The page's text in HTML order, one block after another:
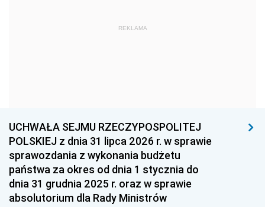
1959
1939 1938 1937
1936 1930
REKLAMA
UCHWAŁA SEJMU RZECZYPOSPOLITEJ
POLSKIEJ z dnia 31 lipca 2026 r. w sprawie
sprawozdania z wykonania budżetu
państwa za okres od dnia 1 stycznia do
dnia 31 grudnia 2025 r. oraz w sprawie
absolutorium dla Rady Ministrów